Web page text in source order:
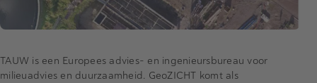
TAUW is een Europees advies- en ingenieursbureau voor
milieuadvies en duurzaamheid. GeoZICHT komt als